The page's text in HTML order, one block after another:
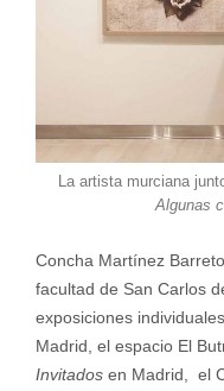
La artista murciana
Algunas
Concha Martínez
facultad de San Carlos
exposiciones
Madrid, el espacio El
Invitadosen Madrid, el